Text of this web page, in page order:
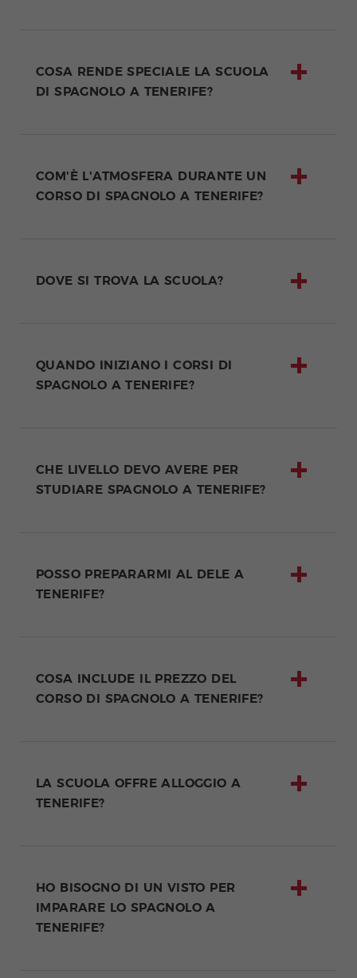
COSA RENDE SPECIALE LA SCUOLA
DI SPAGNOLO A TENERIFE?
COM'È L'ATMOSFERA DURANTE UN
CORSO DI SPAGNOLO A TENERIFE?
DOVE SI TROVA LA SCUOLA?
QUANDO INIZIANO I CORSI DI
SPAGNOLO A TENERIFE?
CHE LIVELLO DEVO AVERE PER
STUDIARE SPAGNOLO A TENERIFE?
POSSO PREPARARMI AL DELE A
TENERIFE?
COSA INCLUDE IL PREZZO DEL
CORSO DI SPAGNOLO A TENERIFE?
LA SCUOLA OFFRE ALLOGGIO A
TENERIFE?
HO BISOGNO DI UN VISTO PER
IMPARARE LO SPAGNOLO A
TENERIFE?